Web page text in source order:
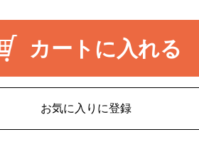
カートに入れる
お気に入りに登録